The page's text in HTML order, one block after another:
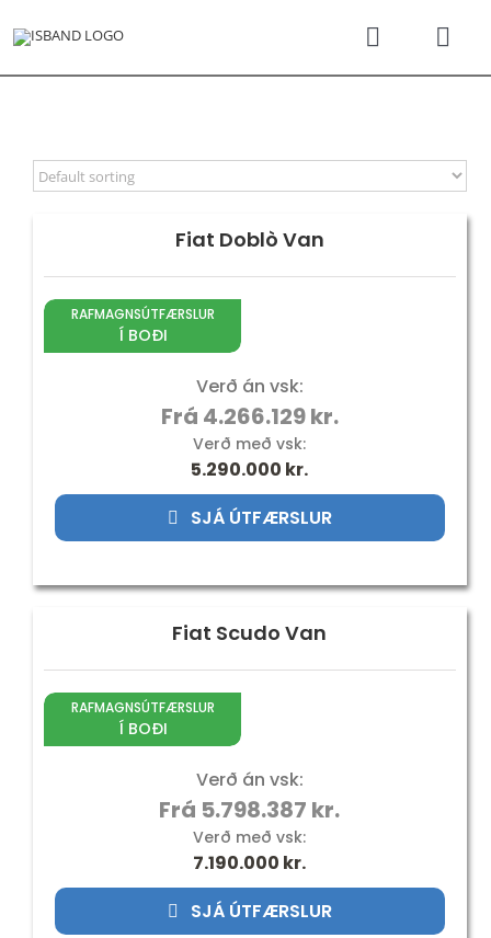
content
Toggle
TILBOÐSBÍLAR
ÍSBAND
Fiat Doblò Van
RAFMAGNSÚTFÆRSLUR
Í BOÐI
Verð án vsk:
Frá 4.266.129 kr.
Verð með vsk:
5.290.000 kr.
SJÁ ÚTFÆRSLUR
Fiat Scudo Van
RAFMAGNSÚTFÆRSLUR
Í BOÐI
Verð án vsk:
Frá 5.798.387 kr.
Verð með vsk:
7.190.000 kr.
SJÁ ÚTFÆRSLUR